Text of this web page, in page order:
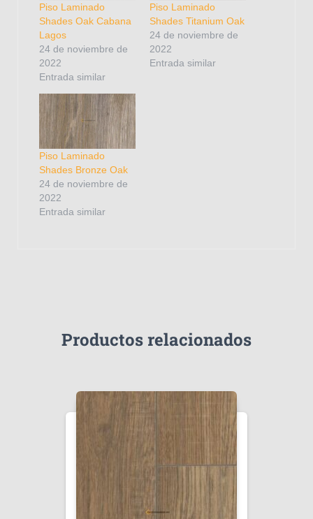
Piso Laminado
Shades Oak Cabana
Lagos
24 de noviembre de
2022
Entrada similar
Piso Laminado
Shades Titanium Oak
24 de noviembre de
2022
Entrada similar
Piso Laminado
Shades Bronze Oak
24 de noviembre de
2022
Entrada similar
Productos relacionados